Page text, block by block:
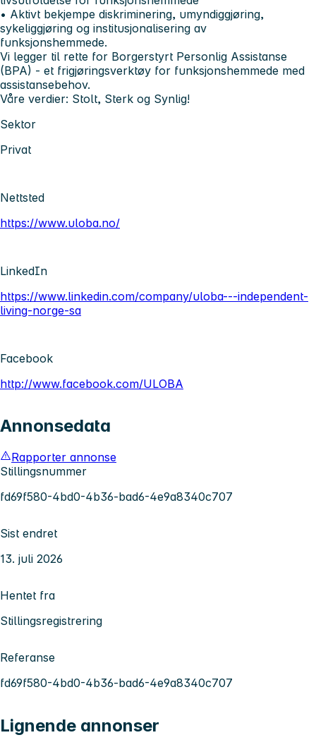
• Aktivt bekjempe diskriminering, umyndiggjøring,
sykeliggjøring og institusjonalisering av
funksjonshemmede.
Vi legger til rette for Borgerstyrt Personlig Assistanse
(BPA) - et frigjøringsverktøy for funksjonshemmede med
assistansebehov.
Våre verdier: Stolt, Sterk og Synlig!
Sektor
Privat
Nettsted
https://www.uloba.no/
LinkedIn
https://www.linkedin.com/company/uloba---independent-
living-norge-sa
Facebook
http://www.facebook.com/ULOBA
Annonsedata
Rapporter annonse
Stillingsnummer
fd69f580-4bd0-4b36-bad6-4e9a8340c707
Sist endret
13. juli 2026
Hentet fra
Stillingsregistrering
Referanse
fd69f580-4bd0-4b36-bad6-4e9a8340c707
Lignende annonser